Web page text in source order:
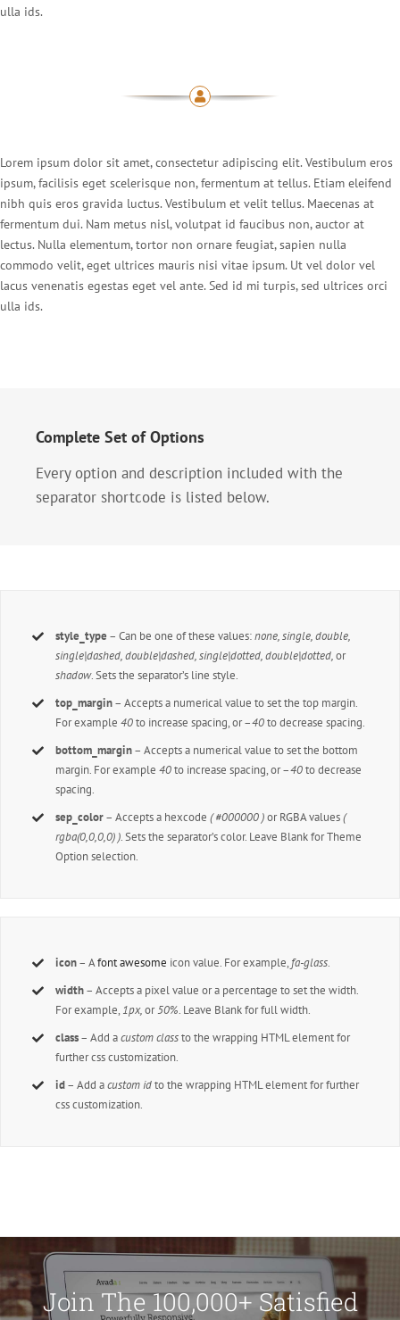
ulla ids.
Lorem ipsum dolor sit amet, consectetur adipiscing elit. Vestibulum eros
ipsum, facilisis eget scelerisque non, fermentum at tellus. Etiam eleifend
nibh quis eros gravida luctus. Vestibulum et velit tellus. Maecenas at
fermentum dui. Nam metus nisl, volutpat id faucibus non, auctor at
lectus. Nulla elementum, tortor non ornare feugiat, sapien nulla
commodo velit, eget ultrices mauris nisi vitae ipsum. Ut vel dolor vel
lacus venenatis egestas eget vel ante. Sed id mi turpis, sed ultrices orci
ulla ids.
Complete Set of Options
Every option and description included with the
separator shortcode is listed below.
style_type – Can be one of these values:none, single, double,
single|dashed, double|dashed, single|dotted, double|dotted,or
shadow. Sets the separator’s line style.
top_margin– Accepts a numerical value to set the top margin.
For example40to increase spacing, or –40to decrease spacing.
bottom_margin– Accepts a numerical value to set the bottom
margin. For example40to increase spacing, or –40to decrease
spacing.
sep_color– Accepts a hexcode( #000000 )or RGBA values(
rgba(0,0,0,0) ). Sets the separator’s color. Leave Blank for Theme
Option selection.
icon– Afont awesome icon value. For example, fa-glass.
width– Accepts a pixel value or a percentage to set the width.
For example, 1px,or50%. Leave Blank for full width.
class– Add acustom classto the wrapping HTML element for
further css customization.
id– Add acustom idto the wrapping HTML element for further
css customization.
Join The 100,000+ Satisfied